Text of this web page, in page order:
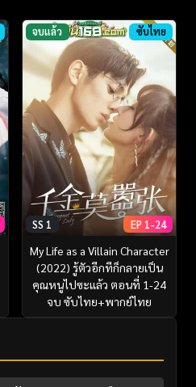
จบแล้ว ซับไทย
SS 1 EP 1-24
My Life as a Villain Character
(2022) รู้ตัวอีกทีก็กลายเป็น
คุณหนูไปซะแล้ว ตอนที่ 1-24
จบ ซับไทย+พากย์ไทย